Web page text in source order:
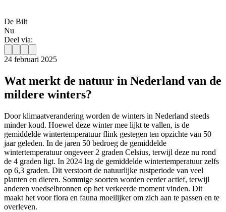
De Bilt
Nu
Deel via:
24 februari 2025
Wat merkt de natuur in Nederland van de
mildere winters?
Door klimaatverandering worden de winters in Nederland steeds
minder koud. Hoewel deze winter mee lijkt te vallen, is de
gemiddelde wintertemperatuur flink gestegen ten opzichte van 50
jaar geleden. In de jaren 50 bedroeg de gemiddelde
wintertemperatuur ongeveer 2 graden Celsius, terwijl deze nu rond
de 4 graden ligt. In 2024 lag de gemiddelde wintertemperatuur zelfs
op 6,3 graden. Dit verstoort de natuurlijke rustperiode van veel
planten en dieren. Sommige soorten worden eerder actief, terwijl
anderen voedselbronnen op het verkeerde moment vinden. Dit
maakt het voor flora en fauna moeilijker om zich aan te passen en te
overleven.